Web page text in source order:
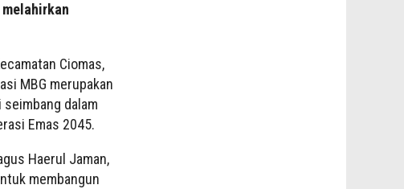
Ciomas,
MBG merupakan
dalam
Emas 2045.
Haerul Jaman,
membangun